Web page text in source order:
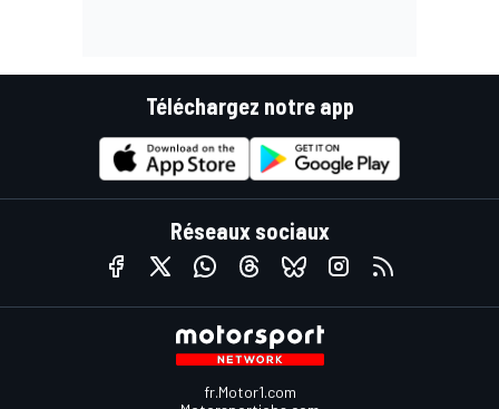
Téléchargez notre app
Réseaux sociaux
fr.Motor1.com